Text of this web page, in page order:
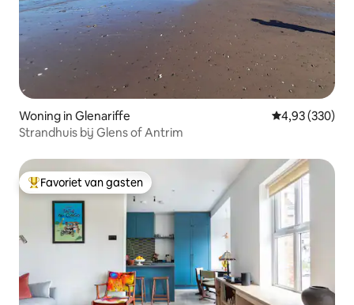
Woning in Glenariffe Gemiddelde
4,93 (330)
Strandhuis bij Glens of Antrim
Topfavoriet van gasten
Favoriet van gasten